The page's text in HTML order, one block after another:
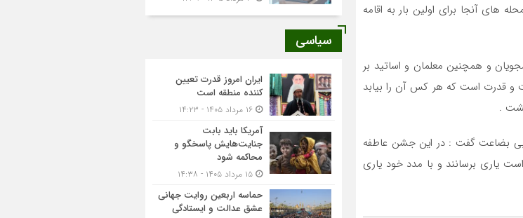
آنجا برای اولین بار به اقامه
و همچنین معلمان و اساتید بر
و قدرت است که هر کس آن را بیابد
.
بی بضاعت گفت : در این جشن عاطفه
یاری برسانند و با مدد خود یاری
سیاسی
ایران امروز قدرت تعیین
کننده منطقه است
آمریکا باید بابت
جنایت‌هایش پاسخگو و
محاکمه شود
حماسه اربعین روایت جهانی
عشق عدالت و ایستادگی